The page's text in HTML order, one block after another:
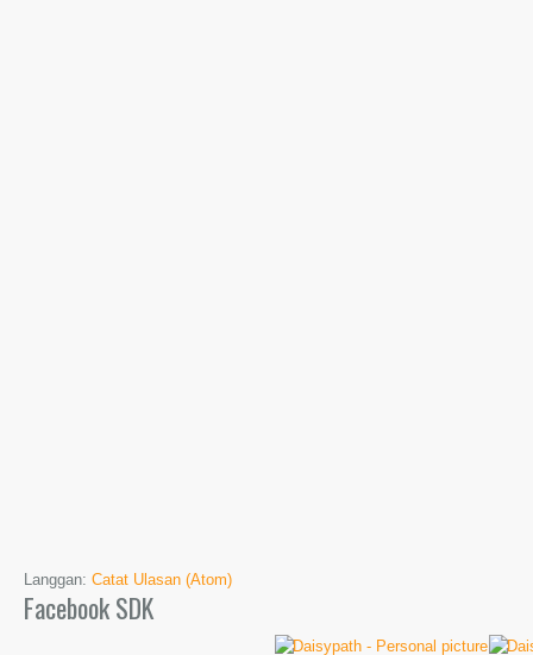
Langgan: Catat Ulasan (Atom)
Facebook SDK